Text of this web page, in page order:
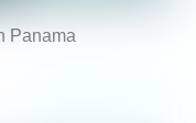
Panama